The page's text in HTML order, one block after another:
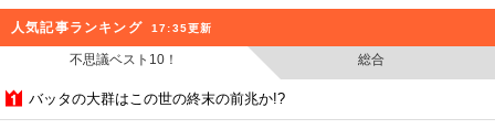
人気記事ランキング 17:35更新
不思議ベスト10！ 総合
バッタの大群はこの世の終末の前兆か!?